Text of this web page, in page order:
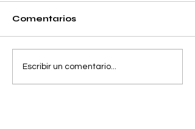
Separando la
Precisión y el Error
Comentarios
Escribir un comentario...